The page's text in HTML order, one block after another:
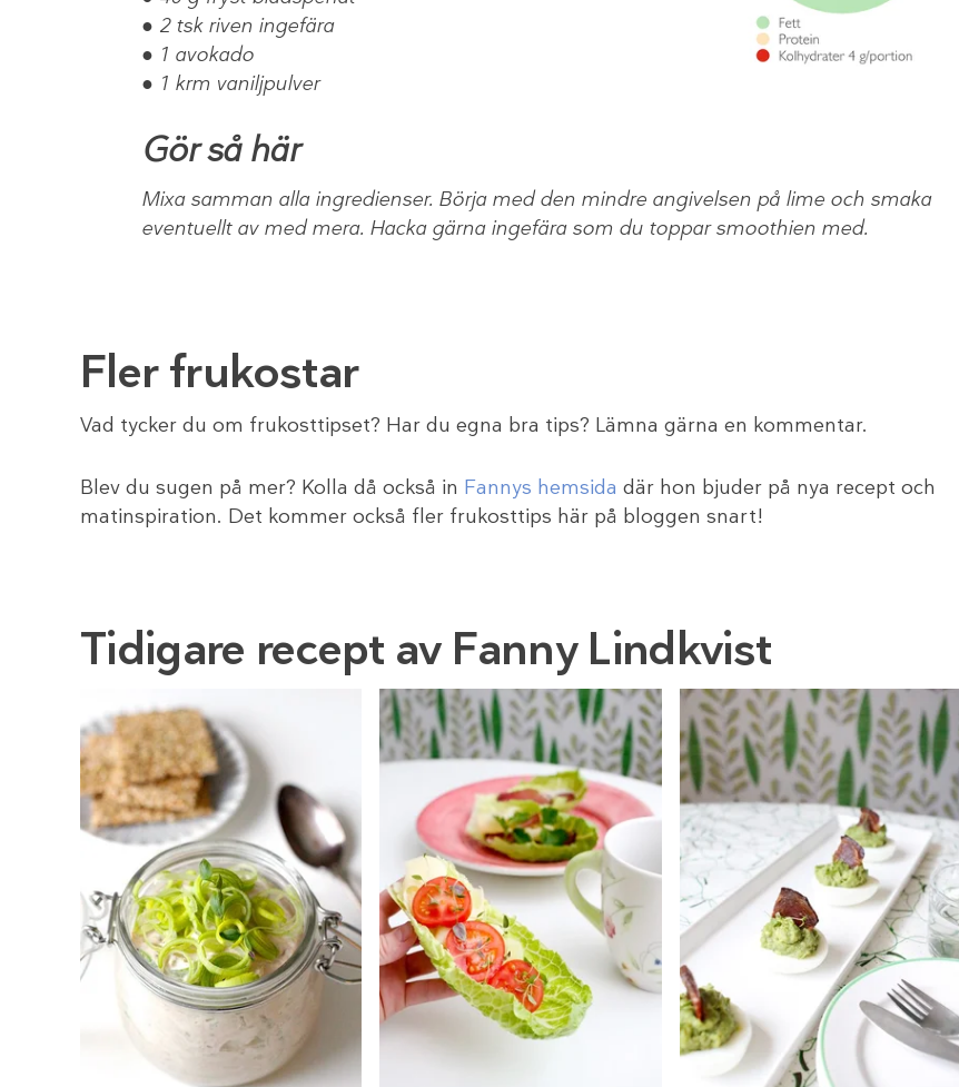
● 2 tsk riven ingefära
● 1 avokado
● 1 krm vaniljpulver
Gör så här
Mixa samman alla ingredienser. Börja med den mindre angivelsen på lime och smaka
eventuellt av med mera. Hacka gärna ingefära som du toppar smoothien med.
Fler frukostar
Vad tycker du om frukosttipset? Har du egna bra tips? Lämna gärna en kommentar.
Blev du sugen på mer? Kolla då också in Fannys hemsida där hon bjuder på nya recept och
matinspiration. Det kommer också fler frukosttips här på bloggen snart!
Tidigare recept av Fanny Lindkvist